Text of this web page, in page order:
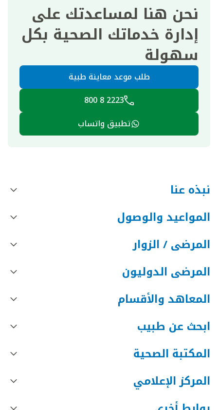
نحن هنا لمساعدتك على
إدارة خدماتك الصحية بكل
سهولة
طلب موعد معاينة طبية
2223 8 800
تطبيق واتساب
نبذه عنا
المواعيد والوصول
المرضى / الزوار
المرضى الدوليون
المعاهد والأقسام
ابحث عن طبيب
المكتبة الصحية
المركز الإعلامي